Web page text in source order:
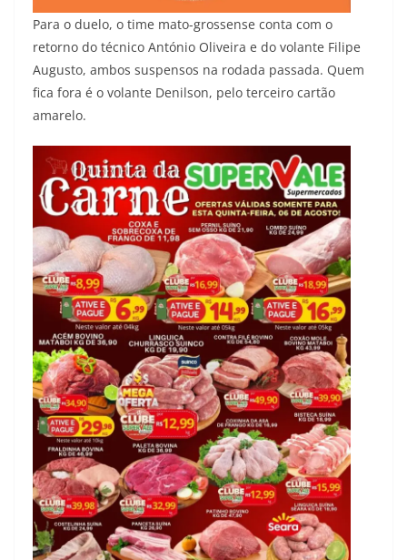
Para o duelo, o time mato-grossense conta com o
retorno do técnico António Oliveira e do volante Filipe
Augusto, ambos suspensos na rodada passada. Quem
fica fora é o volante Denilson, pelo terceiro cartão
amarelo.